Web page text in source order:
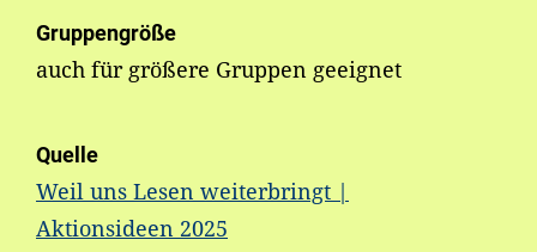
Gruppengröße
auch für größere Gruppen geeignet
Quelle
Weil uns Lesen weiterbringt |
Aktionsideen 2025